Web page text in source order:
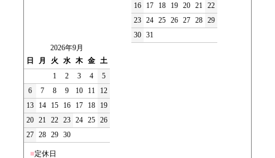
16
17 18 19 20 21 22
23 24 25 26 27 28 29
30 31
2026年9月
日
月 火 水 木 金 土
1
2 3 4
5
6
7 8 9 10 11
12
13
14 15 16 17 18
19
20 21 22 23 24 25 26
27 28 29 30
■定休日